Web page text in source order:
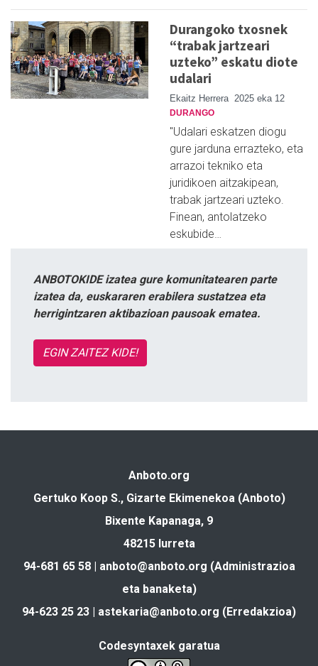
Durangoko txosnek
“trabak jartzeari
uzteko” eskatu diote
udalari
Ekaitz Herrera 2025 eka 12
DURANGO
"Udalari eskatzen diogu
gure jarduna errazteko, eta
arrazoi tekniko eta
juridikoen aitzakipean,
trabak jartzeari uzteko.
Finean, antolatzeko
eskubide…
ANBOTOKIDE izatea gure komunitatearen parte
izatea da, euskararen erabilera sustatzea eta
herrigintzaren aktibazioan pausoak ematea.
EGIN ZAITEZ KIDE!
Anboto.org
Gertuko Koop S., Gizarte Ekimenekoa (Anboto)
Bixente Kapanaga, 9
48215 Iurreta
94-681 65 58 | anboto@anboto.org (Administrazioa
eta banaketa)
94-623 25 23 | astekaria@anboto.org (Erredakzioa)
Codesyntaxek garatua